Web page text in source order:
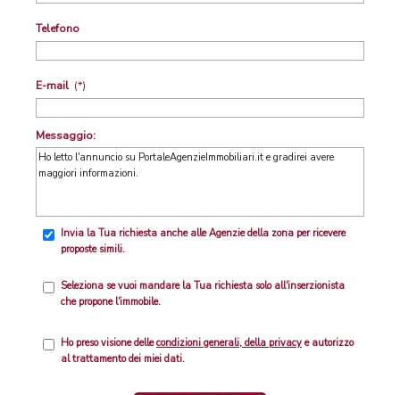
Telefono
E-mail (*)
Messaggio:
Invia la Tua richiesta anche alle Agenzie della zona per ricevere
proposte simili.
Seleziona se vuoi mandare la Tua richiesta solo all'inserzionista
che propone l'immobile.
Ho preso visione dellecondizioni generali, della privacy e autorizzo
al trattamento dei miei dati.